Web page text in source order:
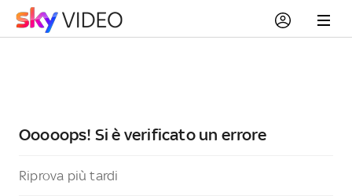
Ooooops! Si è verificato un errore
Riprova più tardi